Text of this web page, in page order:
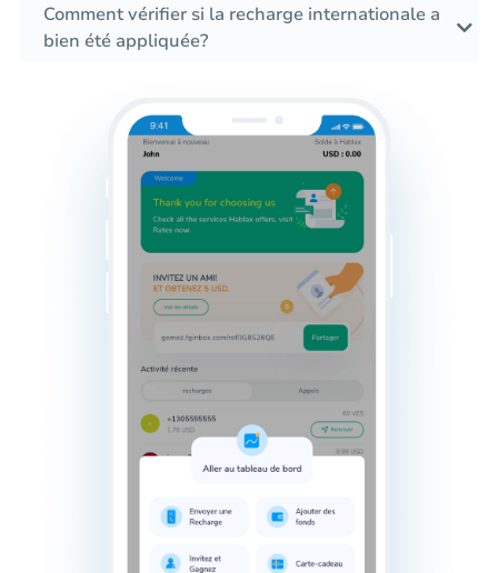
Comment vérifier si la recharge internationale a
bien été appliquée?